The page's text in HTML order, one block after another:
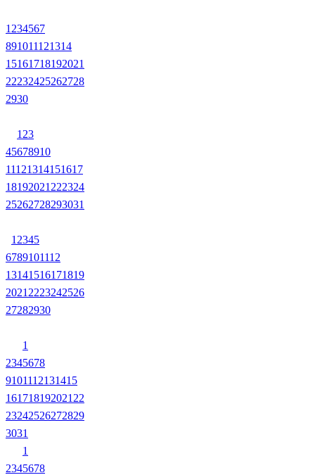
1 234567
891011121314
15161718192021
22232425262728
2930
1 23
45678910
11121314151617
18192021 222324
25262728293031
1 2345
6789101112
13141516171819
2021 2223242526
27282930
1
2345678
9101112131415
161718192021 22
23242526272829
3031
1
2345678